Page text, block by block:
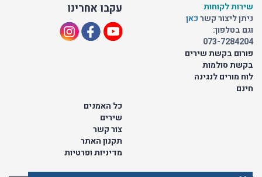
עקבו אחרינו
שירות לקוחות
ניתן ליצור קשרכאן
וגם בטלפון:
073-7284204
פורום בקשת שירים
בקשת סולמות
לוח מורים לנגינה
חינם
כל האמנים
שירים
צור קשר
תקנון האתר
מדיניות ופרטיות